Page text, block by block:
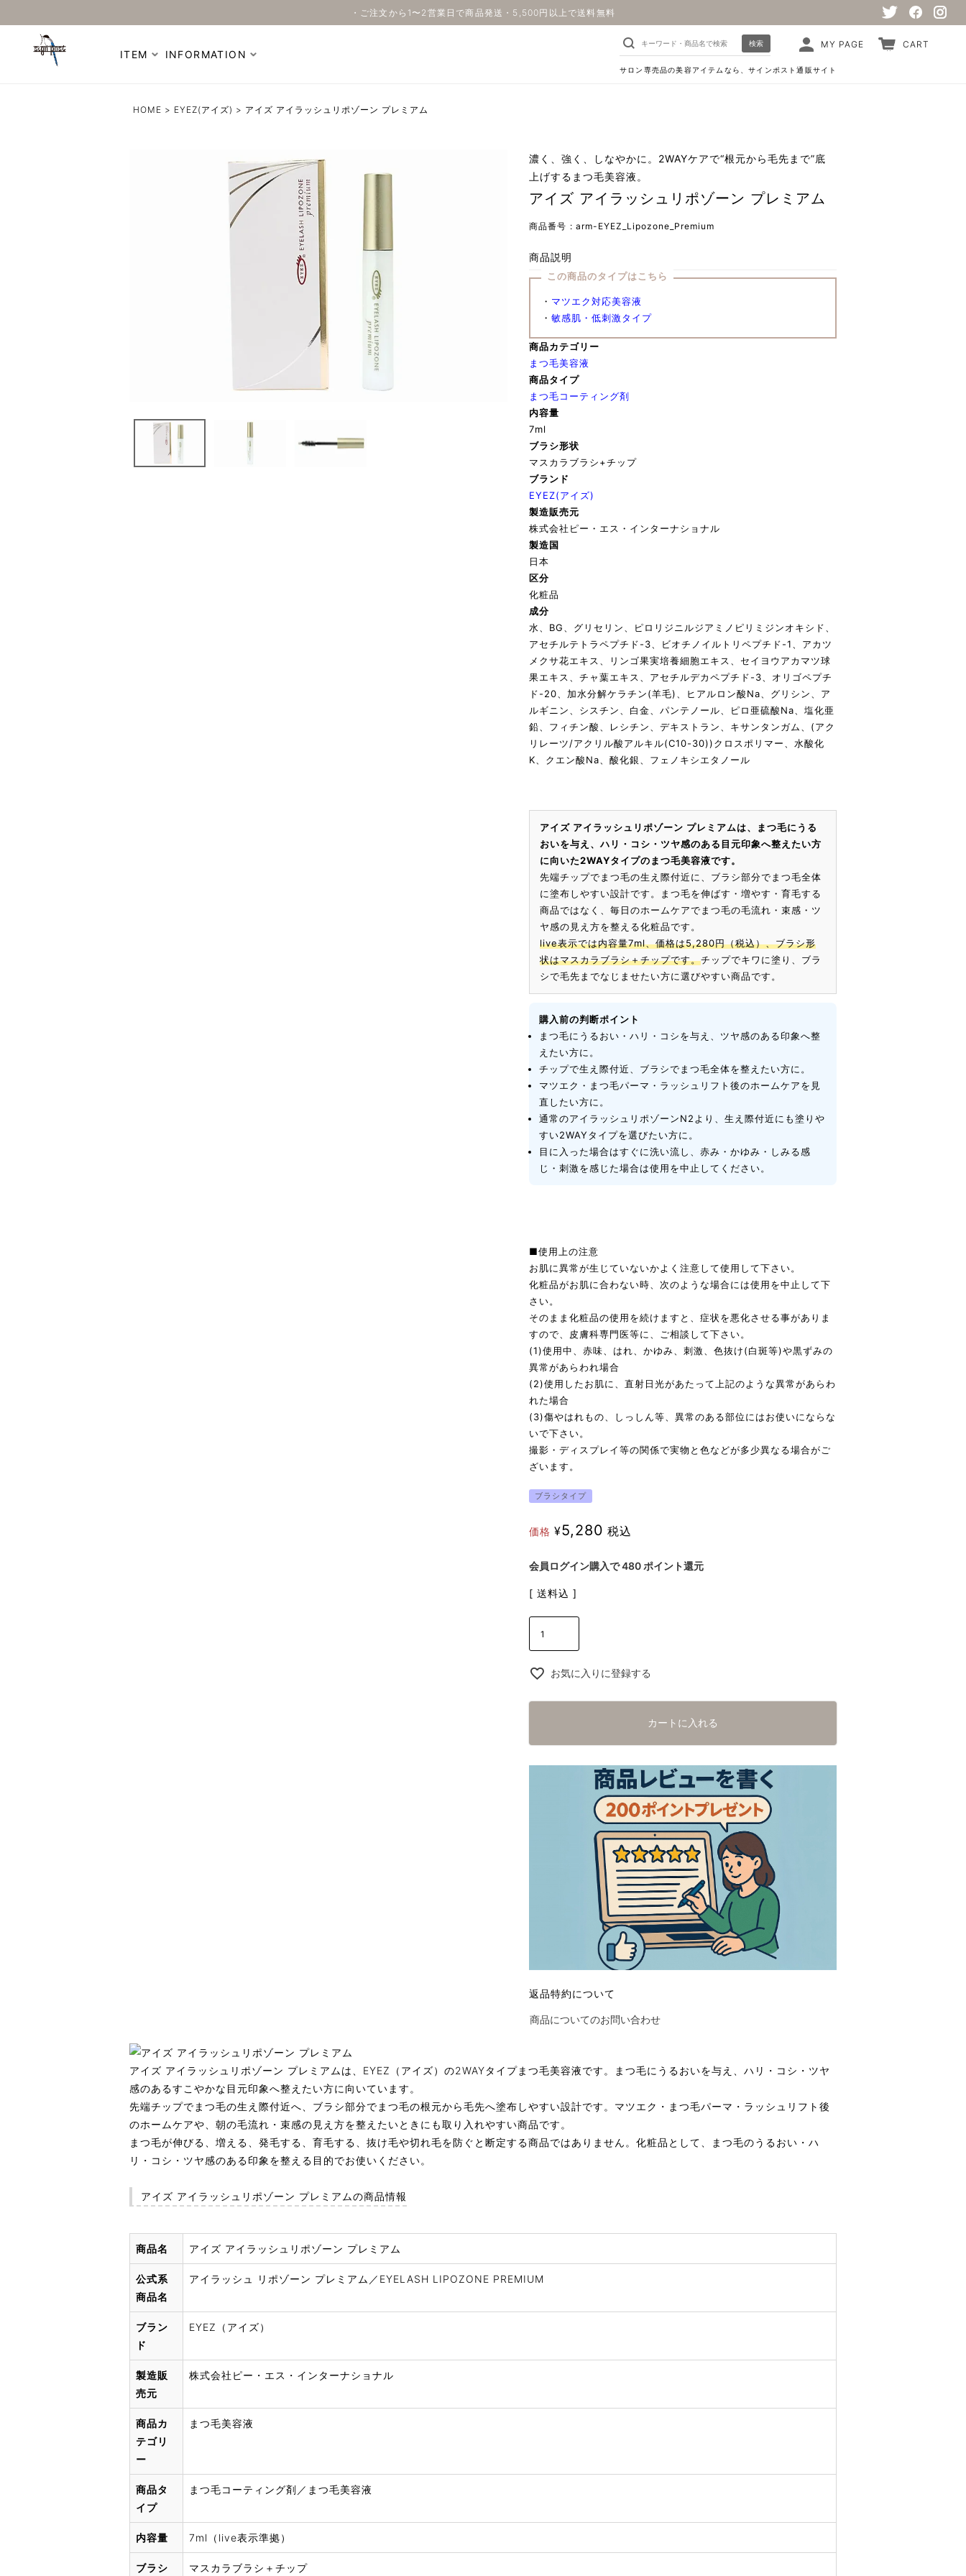
・ご注文から1〜2営業日で商品発送・5,500円以上で送料無料
ITEM INFORMATION
検索 MY PAGE CART
サロン専売品の美容アイテムなら、サインポスト通販サイト
HOME EYEZ(アイズ) アイズ アイラッシュリポゾーン プレミアム
濃く、強く、しなやかに。2WAYケアで“根元から毛先まで”底
上げするまつ毛美容液。
アイズ アイラッシュリポゾーン プレミアム
商品番号 arm-EYEZ_Lipozone_Premium
商品説明
この商品のタイプはこちら
・ マツエク対応美容液
・敏感肌・低刺激タイプ
商品カテゴリー
まつ毛美容液
商品タイプ
まつ毛コーティング剤
内容量
7ml
ブラシ形状
マスカラブラシ+チップ
ブランド
EYEZ(アイズ)
製造販売元
株式会社ピー・エス・インターナショナル
製造国
日本
区分
化粧品
成分
水、BG、グリセリン、ピロリジニルジアミノピリミジンオキシド、
アセチルテトラペプチド-3、ビオチノイルトリペプチド-1、アカツ
メクサ花エキス、リンゴ果実培養細胞エキス、セイヨウアカマツ球
果エキス、チャ葉エキス、アセチルデカペプチド-3、オリゴペプチ
ド-20、加水分解ケラチン(羊毛)、ヒアルロン酸Na、グリシン、ア
ルギニン、シスチン、白金、パンテノール、ピロ亜硫酸Na、塩化亜
鉛、フィチン酸、レシチン、デキストラン、キサンタンガム、(アク
リレーツ/アクリル酸アルキル(C10-30))クロスポリマー、水酸化
K、クエン酸Na、酸化銀、フェノキシエタノール
アイズ アイラッシュリポゾーン プレミアムは、まつ毛にうる
おいを与え、ハリ・コシ・ツヤ感のある目元印象へ整えたい方
に向いた2WAYタイプのまつ毛美容液です。
先端チップでまつ毛の生え際付近に、ブラシ部分でまつ毛全体
に塗布しやすい設計です。まつ毛を伸ばす・増やす・育毛する
商品ではなく、毎日のホームケアでまつ毛の毛流れ・束感・ツ
ヤ感の見え方を整える化粧品です。
live表示では内容量7ml、価格は5,280円（税込）、ブラシ形
状はマスカラブラシ＋チップです。チップでキワに塗り、ブラ
シで毛先までなじませたい方に選びやすい商品です。
購入前の判断ポイント
まつ毛にうるおい・ハリ・コシを与え、ツヤ感のある印象へ整
えたい方に。
チップで生え際付近、ブラシでまつ毛全体を整えたい方に。
マツエク・まつ毛パーマ・ラッシュリフト後のホームケアを見
直したい方に。
通常のアイラッシュリポゾーンN2より、生え際付近にも塗りや
すい2WAYタイプを選びたい方に。
目に入った場合はすぐに洗い流し、赤み・かゆみ・しみる感
じ・刺激を感じた場合は使用を中止してください。
■使用上の注意
お肌に異常が生じていないかよく注意して使用して下さい。
化粧品がお肌に合わない時、次のような場合には使用を中止して下
さい。
そのまま化粧品の使用を続けますと、症状を悪化させる事がありま
すので、皮膚科専門医等に、ご相談して下さい。
(1)使用中、赤味、はれ、かゆみ、刺激、色抜け(白斑等)や黒ずみの
異常があらわれ場合
(2)使用したお肌に、直射日光があたって上記のような異常があらわ
れた場合
(3)傷やはれもの、しっしん等、異常のある部位にはお使いにならな
いで下さい。
撮影・ディスプレイ等の関係で実物と色などが多少異なる場合がご
ざいます。
ブラシタイプ
価格 ¥5,280 税込
会員ログイン購入で480 ポイント還元
送料込
お気に入りに登録する
カートに入れる
返品特約について
商品についてのお問い合わせ
アイズ アイラッシュリポゾーン プレミアムは、EYEZ（アイズ）の2WAYタイプまつ毛美容液です。まつ毛にうるおいを与え、ハリ・コシ・ツヤ
感のあるすこやかな目元印象へ整えたい方に向いています。
先端チップでまつ毛の生え際付近へ、ブラシ部分でまつ毛の根元から毛先へ塗布しやすい設計です。マツエク・まつ毛パーマ・ラッシュリフト後
のホームケアや、朝の毛流れ・束感の見え方を整えたいときにも取り入れやすい商品です。
まつ毛が伸びる、増える、発毛する、育毛する、抜け毛や切れ毛を防ぐと断定する商品ではありません。化粧品として、まつ毛のうるおい・ハ
リ・コシ・ツヤ感のある印象を整える目的でお使いください。
アイズ アイラッシュリポゾーン プレミアムの商品情報
商品名 アイズ アイラッシュリポゾーン プレミアム
公式系
商品名
アイラッシュ リポゾーン プレミアム／EYELASH LIPOZONE PREMIUM
ブラン
ド
EYEZ（アイズ）
製造販
売元
株式会社ピー・エス・インターナショナル
商品カ
テゴリ
ー
まつ毛美容液
商品タ
イプ
まつ毛コーティング剤／まつ毛美容液
内容量 7ml（live表示準拠）
ブラシ マスカラブラシ＋チップ